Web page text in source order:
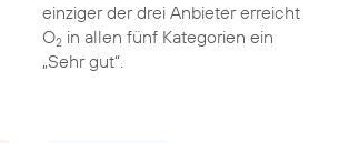
einziger der drei Anbieter erreicht
O2in allen fünf Kategorien ein
„Sehr gut“.